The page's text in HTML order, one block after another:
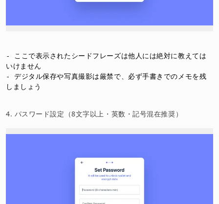
- ここで表示されたシードフレーズは他人には絶対に教えては
いけません
- デジタル保存や写真撮影は厳禁で、必ず手書きでのメモを残
4. パスワード設定（8文字以上・英数・記号混在推奨）